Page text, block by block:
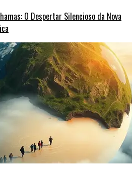
O Despertar Silencioso da Nova